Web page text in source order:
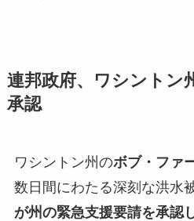
連邦政府、ワシントン
承認
ワシントン州のボブ・ファ
数日間にわたる深刻な洪水
が州の緊急支援要請を承認